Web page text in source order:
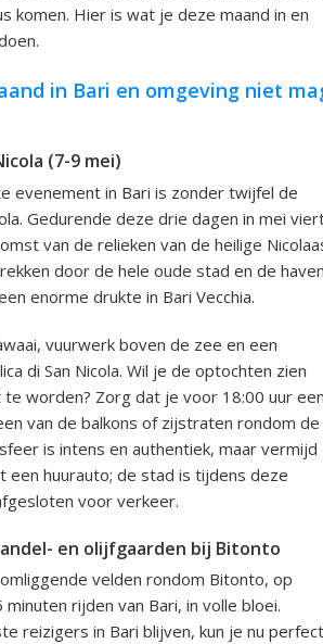
komen. Hier is wat je deze maand in en
in Bari en omgeving niet
(7-9 mei)
evenement in Bari is zonder twijfel de
Gedurende deze drie dagen in mei
van de relieken van de heilige
door de hele oude stad en de
enorme drukte in Bari Vecchia.
vuurwerk boven de zee en een
di San Nicola. Wil je de optochten zien
worden? Zorg dat je voor 18:00 uur
van de balkons of zijstraten rondom de
is intens en authentiek, maar vermijd
een huurauto; de stad is tijdens deze
voor verkeer.
en olijfgaarden bij Bitonto
velden rondom Bitonto, op
rijden van Bari, in volle bloei.
reizigers in Bari blijven, kun je nu perfect